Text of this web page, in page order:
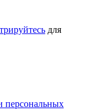
для
персональных